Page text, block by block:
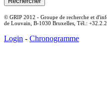
© GRIP 2012 - Groupe de recherche et
de Louvain, B-1030 Bruxelles, Tél.:
Login - Chronogramme